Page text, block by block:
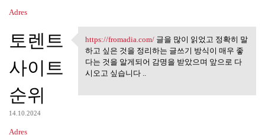
Adres
토렌트
사이트
순위
14.10.2024
Adres
https://fromadia.com/ 글을 많이
https://fromadia.com/글을 많이 읽었고 정확히 말
하고 싶은 것을 정리하는 글쓰기 방식이 매우 좋
다는 것을 알게되어 감명을 받았으며 앞으로 다
시오고 싶습니다 ..